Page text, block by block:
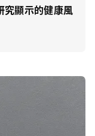
究顯示的健康風